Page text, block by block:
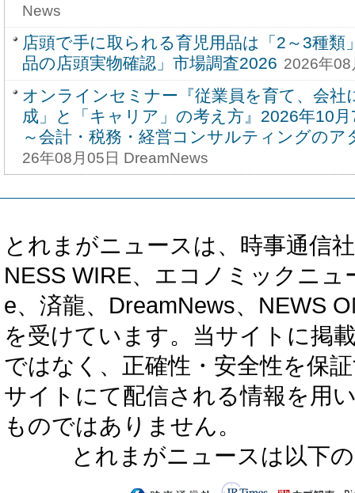
News
店頭で手に取られる育児用品は「2～3種類
品の店頭実物確認」市場調査2026 2026年
オンラインセミナー『従業員を育て、会社
成」と「キャリア」の考え方』2026年10
～会計・税務・経営コンサルティングの
26年08月05日 DreamNews
とれまがニュースは、時事通信
NESS WIRE、エコノミックニ
e、済龍、DreamNews、NEWS
を受けています。当サイトに掲
ではなく、正確性・安全性を保
サイトにて配信される情報を用
ものではありません。
とれまがニュースは以下